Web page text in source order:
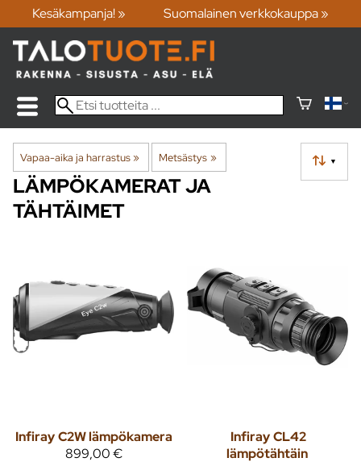
Kesäkampanja! » Suomalainen verkkokauppa »
Vapaa-aika ja harrastus‪» Metsästys ‪» ▼
LÄMPÖKAMERAT JA
TÄHTÄIMET
Infiray C2W lämpökamera
899,00 €
InfirayCL42
lämpötähtäin